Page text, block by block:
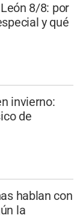
8/8: por
y qué
invierno:
de
hablan con
la